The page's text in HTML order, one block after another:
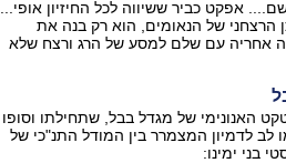
אפקט כביר ששיווה לכל החיזיון אופי...
הרצחני של הנאומים, הוא רק בנה את
אחריה עם שלם למסע של הרג ורצח שלא
האנונימי של מגדל בבל, שתחילתו וסופו
לדמיון המצמרר בין המודל התנ"כי של
בני ימינו: